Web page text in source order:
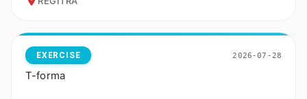
EXERCISE 2026-07-28
T-forma